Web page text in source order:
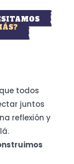
todos
juntos
reflexión y